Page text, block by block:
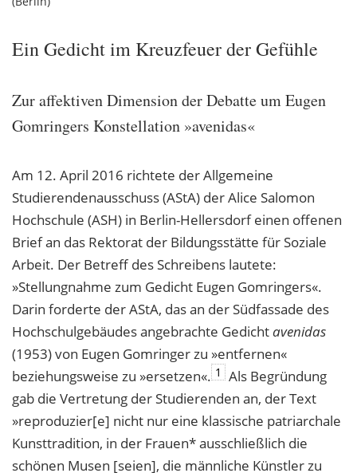
Ein Gedicht im Kreuzfeuer der Gefühle
Zur affektiven Dimension der Debatte um Eugen
Gomringers Konstellation »avenidas«
Am 12. April 2016 richtete der Allgemeine
Studierendenausschuss (AStA) der Alice Salomon
Hochschule (ASH) in Berlin-Hellersdorf einen offenen
Brief an das Rektorat der Bildungsstätte für Soziale
Arbeit. Der Betreff des Schreibens lautete:
»Stellungnahme zum Gedicht Eugen Gomringers«.
Darin forderte der AStA, das an der Südfassade des
Hochschulgebäudes angebrachte Gedichtavenidas
(1953) von Eugen Gomringer zu »entfernen«
beziehungsweise zu »ersetzen«. 1
Als Begründung
gab die Vertretung der Studierenden an, der Text
»reproduzier[e] nicht nur eine klassische patriarchale
Kunsttradition, in der Frauen* ausschließlich die
schönen Musen [seien], die männliche Künstler zu